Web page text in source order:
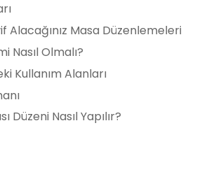
Alacağınız Masa Düzenlemeleri
Nasıl Olmalı?
Kullanım Alanları
Düzeni Nasıl Yapılır?